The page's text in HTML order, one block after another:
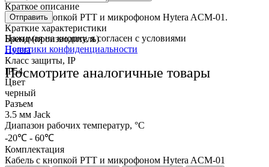
Отправить
Нажимая на кнопку, я согласен с условиями
Политики конфиденциальности
Посмотрите аналогичные товары
Краткое описание
Кабель с кнопкой PTT и микрофоном Hytera ACM-01.
Краткие характеристики
Бренд (производитель)
Hytera
Класс защиты, IP
IP54
Цвет
черный
Разъем
3.5 мм Jack
Диапазон рабочих температур, °С
-20℃ - 60℃
Комплектация
Кабель с кнопкой PTT и микрофоном Hytera ACM-01